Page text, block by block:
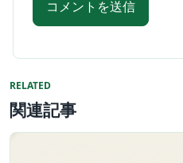
RELATED
関連記事